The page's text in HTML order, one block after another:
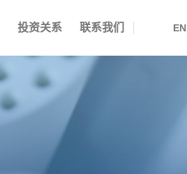
投资关系 联系我们 EN